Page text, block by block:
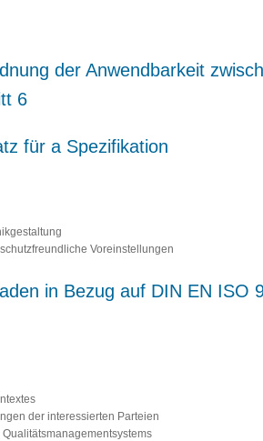
der Anwendbarkeit
6
für a Spezifikation
Voreinstellungen
in Bezug auf DIN EN ISO
der interessierten Parteien